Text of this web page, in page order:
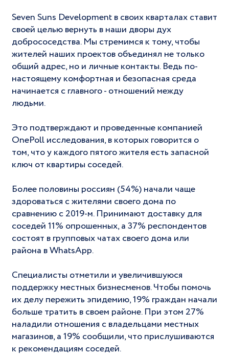
Seven Suns Development в своих кварталах ставит
своей целью вернуть в наши дворы дух
добрососедства. Мы стремимся к тому, чтобы
жителей наших проектов объединял не только
общий адрес, но и личные контакты. Ведь по-
настоящему комфортная и безопасная среда
начинается с главного - отношений между
людьми.
Это подтверждают и проведенные компанией
OnePoll исследования, в которых говорится о
том, что у каждого пятого жителя есть запасной
ключ от квартиры соседей.
Более половины россиян (54%) начали чаще
здороваться с жителями своего дома по
сравнению с 2019-м. Принимают доставку для
соседей 11% опрошенных, а 37% респондентов
состоят в групповых чатах своего дома или
района в WhatsApp.
Специалисты отметили и увеличившуюся
поддержку местных бизнесменов. Чтобы помочь
их делу пережить эпидемию, 19% граждан начали
больше тратить в своем районе. При этом 27%
наладили отношения с владельцами местных
магазинов, а 19% сообщили, что прислушиваются
к рекомендациям соседей.